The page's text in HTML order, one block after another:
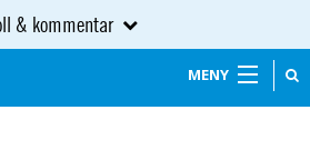
& kommentar
MENY